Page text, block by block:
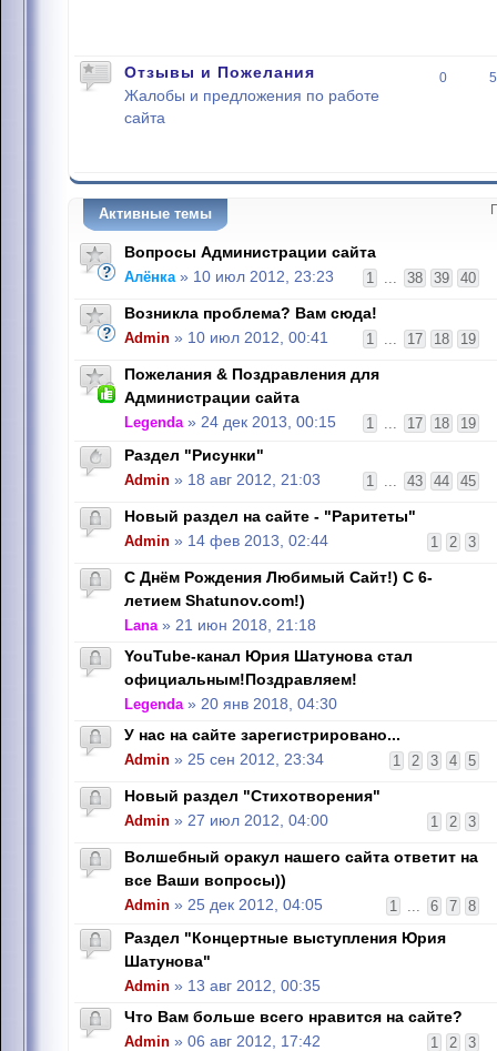
Отзывы и Пожелания
Жалобы и предложения по работе
сайта
0
Активные темы
Вопросы Администрации сайта
1 ... 38 39 40
Алёнка» 10 июл 2012, 23:23
Возникла проблема? Вам сюда!
1 ... 17 18 19
Admin » 10 июл 2012, 00:41
Пожелания & Поздравления для
Администрации сайта
1 ... 17 18 19
Legenda» 24 дек 2013, 00:15
Раздел "Рисунки"
1 ... 43 44 45
Admin » 18 авг 2012, 21:03
Новый раздел на сайте - "Раритеты"
1 2 3
Admin » 14 фев 2013, 02:44
С Днём Рождения Любимый Сайт!) С 6-
летием Shatunov.com!)
Lana» 21 июн 2018, 21:18
YouTube-канал Юрия Шатунова стал
официальным!Поздравляем!
Legenda» 20 янв 2018, 04:30
У нас на сайте зарегистрировано...
1 2 3 4 5
Admin » 25 сен 2012, 23:34
Новый раздел "Стихотворения"
1 2 3
Admin » 27 июл 2012, 04:00
Волшебный оракул нашего сайта ответит на
все Ваши вопросы))
1 ... 6 7 8
Admin » 25 дек 2012, 04:05
Раздел "Концертные выступления Юрия
Шатунова"
Admin » 13 авг 2012, 00:35
Что Вам больше всего нравится на сайте?
1 2 3
Admin » 06 авг 2012, 17:42